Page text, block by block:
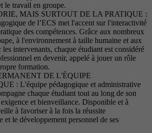
le travail en groupe.
MAIS SURTOUT DE LA PRATIQUE :
de l’ECS met l'accent sur l'interactivité
des compétences. Grâce aux nombreux
à l'environnement à taille humaine et aux
les intervenants, chaque étudiant est considéré
en devenir, appelé à jouer un rôle
formation.
DE L'ÉQUIPE
: L'équipe pédagogique et administrative
chaque étudiant tout au long de son
et bienveillance. Disponible et à
à favoriser à la fois la réussite
et le développement personnel de ses